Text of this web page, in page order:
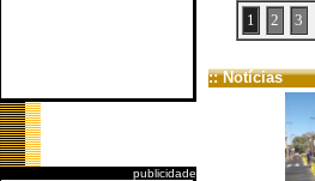
publicidade
1 2 3
:: Notícias